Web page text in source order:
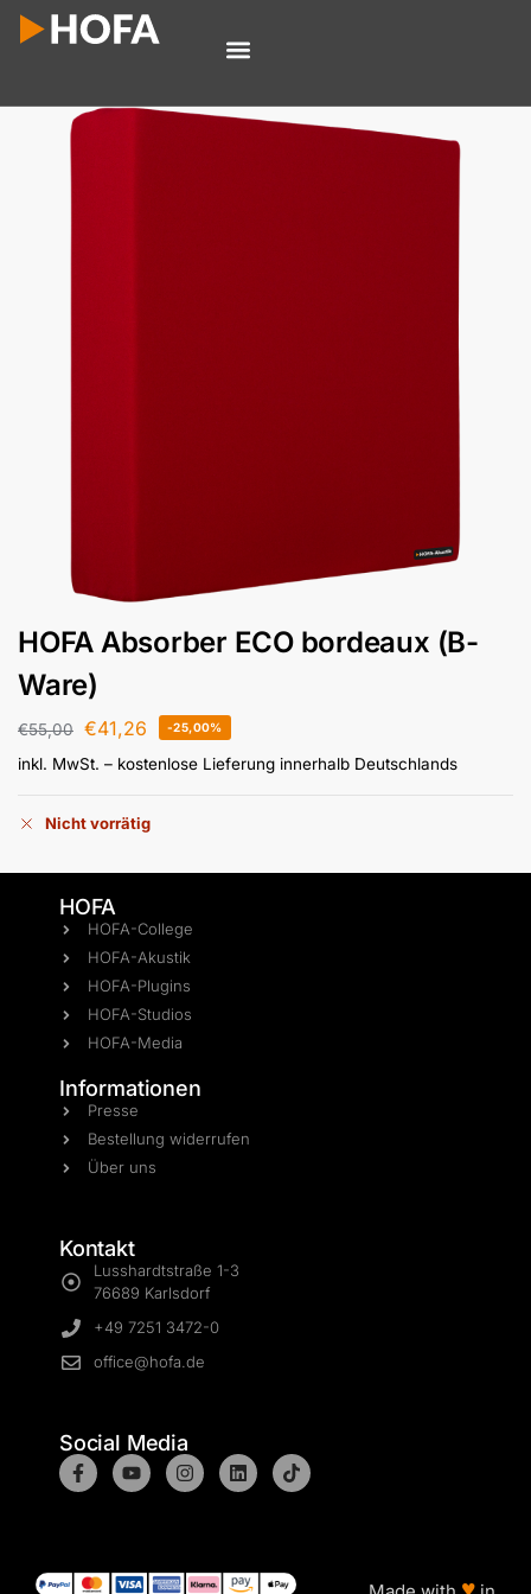
HOFA Absorber ECO bordeaux (B-
Ware)
€55,00 €41,26 -25,00%
inkl. MwSt. – kostenlose Lieferung innerhalb Deutschlands
Nicht vorrätig
HOFA
HOFA-College
HOFA-Akustik
HOFA-Plugins
HOFA-Studios
HOFA-Media
Informationen
Presse
Bestellung widerrufen
Über uns
Kontakt
Lusshardtstraße 1-3
76689 Karlsdorf
+49 7251 3472-0
office@hofa.de
Social Media